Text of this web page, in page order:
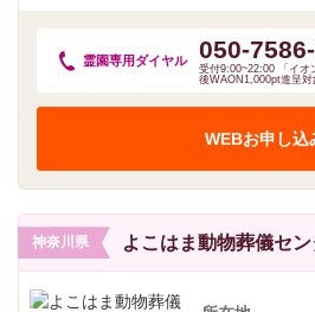
霊園専用 ダイヤル 050-
受付9:00~22:00 「イオ
後WAON1,000pt進呈対
WEBお申し込
神奈川県 よこはま動物葬儀セ